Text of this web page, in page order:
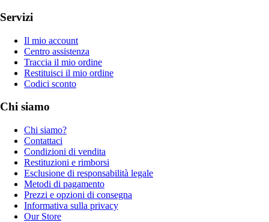
Servizi
Il mio account
Centro assistenza
Traccia il mio ordine
Restituisci il mio ordine
Codici sconto
Chi siamo
Chi siamo?
Contattaci
Condizioni di vendita
Restituzioni e rimborsi
Esclusione di responsabilità legale
Metodi di pagamento
Prezzi e opzioni di consegna
Informativa sulla privacy
Our Store